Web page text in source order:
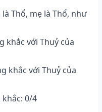
Thổ, mẹ là Thổ, như
khắc với Thuỷ của
khắc với Thuỷ của
0/4